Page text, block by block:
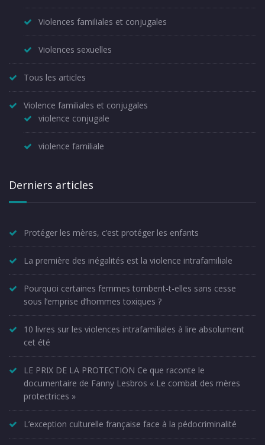
Violences familiales et conjugales
Violences sexuelles
Tous les articles
Violence familiales et conjugales
violence conjugale
violence familiale
Derniers articles
Protéger les mères, c’est protéger les enfants
La première des inégalités est la violence intrafamiliale
Pourquoi certaines femmes tombent-t-elles sans cesse
sous l’emprise d’hommes toxiques ?
10 livres sur les violences intrafamiliales à lire absolument
cet été
LE PRIX DE LA PROTECTION Ce que raconte le
documentaire de Fanny Lesbros « Le combat des mères
protectrices »
L’exception culturelle française face à la pédocriminalité